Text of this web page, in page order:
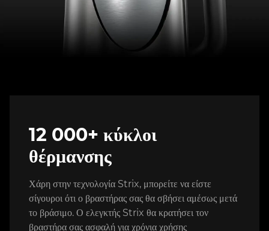
12 000+ κύκλοι
θέρμανσης
Χάρη στην τεχνολογία Strix, μπορείτε να είστε
σίγουροι ότι ο βραστήρας σας θα σβήσει αμέσως μετά
το βράσιμο. Ο ελεγκτής Strix θα κρατήσει τον
βραστήρα σας ασφαλή για χρόνια χρήσης